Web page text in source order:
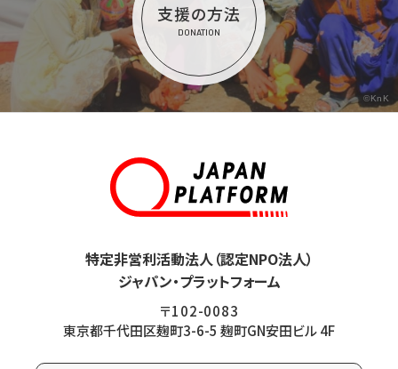
支援の方法
DONATION
©KnK
特定非営利活動法人（認定NPO法人）
ジャパン・プラットフォーム
〒102-0083
東京都千代田区麹町3-6-5 麹町GN安田ビル 4F